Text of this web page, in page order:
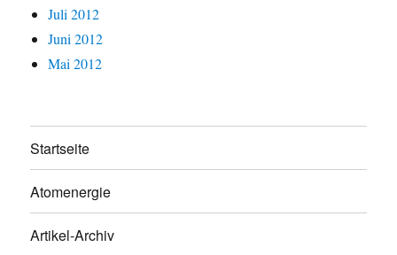
Juli 2012
Juni 2012
Mai 2012
Startseite
Atomenergie
Artikel-Archiv